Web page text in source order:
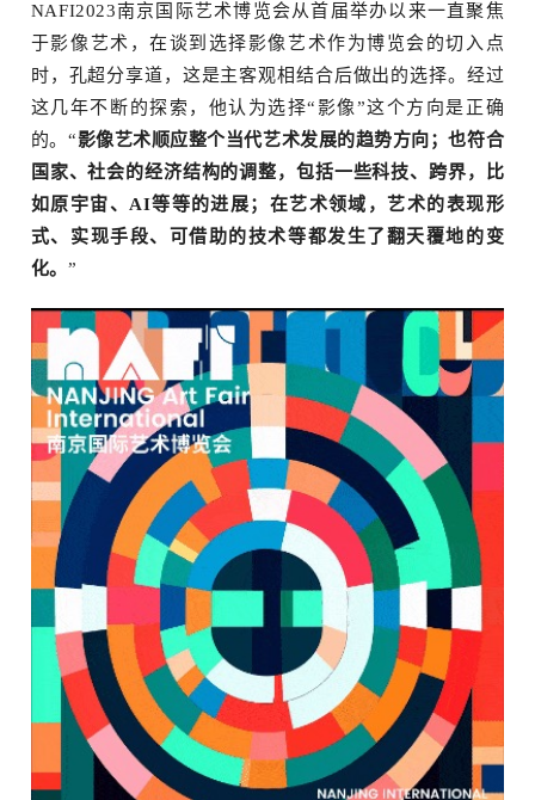
NAFI2023南京国际艺术博览会从首届举办以来一直聚焦
于影像艺术，在谈到选择影像艺术作为博览会的切入点
时，孔超分享道，这是主客观相结合后做出的选择。经过
这几年不断的探索，他认为选择“影像”这个方向是正确
的。“影像艺术顺应整个当代艺术发展的趋势方向；也符合
国家、社会的经济结构的调整，包括一些科技、跨界，比
如原宇宙、AI等等的进展；在艺术领域，艺术的表现形
式、实现手段、可借助的技术等都发生了翻天覆地的变
化。 ”